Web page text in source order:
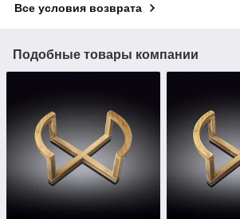
Все условия возврата
Подобные товары компании